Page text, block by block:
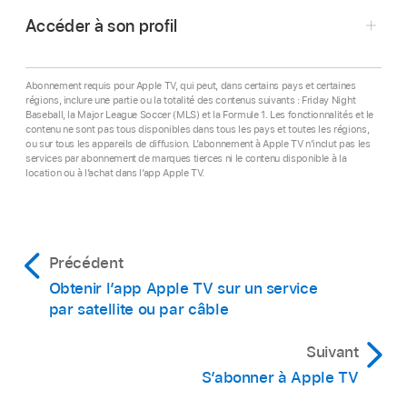
Appuyez sur n’importe laquelle des touches
par câble ou satellite : bouton retour, bouton
vers le haut ou bouton vers la gauche.
Remarque :si vous avez précédemment
navigué vers la droite, il se peut que vous
smart TV ou de l’appareil, ou sélectionnez une
catégorie.
Accéder à son profil
Accédez à l’app Apple TV
sur un service
par satellite ou par câble.
Ouvrez la barre latérale
Abonnement requis pour Apple TV, qui peut, dans certains pays et certaines
régions, inclure une partie ou la totalité des contenus suivants : Friday Night
Baseball, la Major League Soccer (MLS) et la Formule 1. Les fonctionnalités et le
contenu ne sont pas tous disponibles dans tous les pays et toutes les régions,
ou sur tous les appareils de diffusion. L’abonnement à Apple TV n’inclut pas les
services par abonnement de marques tierces ni le contenu disponible à la
location ou à l’achat dans l’app Apple TV.
Précédent
Obtenir l’app Apple TV sur un service
par satellite ou par câble
Suivant
S’abonner à Apple TV